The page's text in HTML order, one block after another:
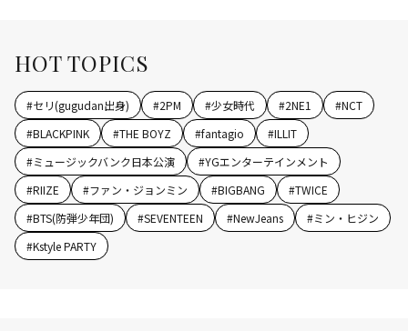
HOT TOPICS
#セリ(gugudan出身) #2PM #少女時代 #2NE1 #NCT
#BLACKPINK #THE BOYZ #fantagio #ILLIT
#ミュージックバンク日本公演 #YGエンターテインメント
#RIIZE #ファン・ジョンミン #BIGBANG #TWICE
#BTS(防弾少年団) #SEVENTEEN #NewJeans #ミン・ヒジン
#Kstyle PARTY